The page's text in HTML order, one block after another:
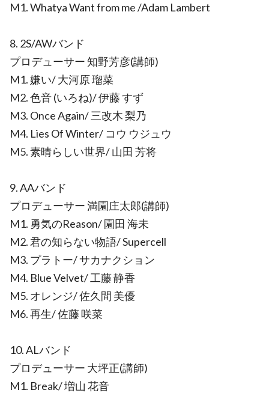
M1. Whatya Want from me /Adam Lambert
8. 2S/AWバンド
プロデューサー 知野芳彦(講師)
M1. 嫌い/ 大河原 瑠菜
M2. 色音 (いろね)/ 伊藤 すず
M3. Once Again/ 三改木 梨乃
M4. Lies Of Winter/ コウ ウジュウ
M5. 素晴らしい世界/ 山田 芳将
9. AAバンド
プロデューサー 満園庄太郎(講師)
M1. 勇気のReason/ 園田 海未
M2. 君の知らない物語/ Supercell
M3. プラトー/ サカナクション
M4. Blue Velvet/ 工藤 静香
M5. オレンジ/ 佐久間 美優
M6. 再生/ 佐藤 咲菜
10. ALバンド
プロデューサー 大坪正(講師)
M1. Break/ 増山 花音